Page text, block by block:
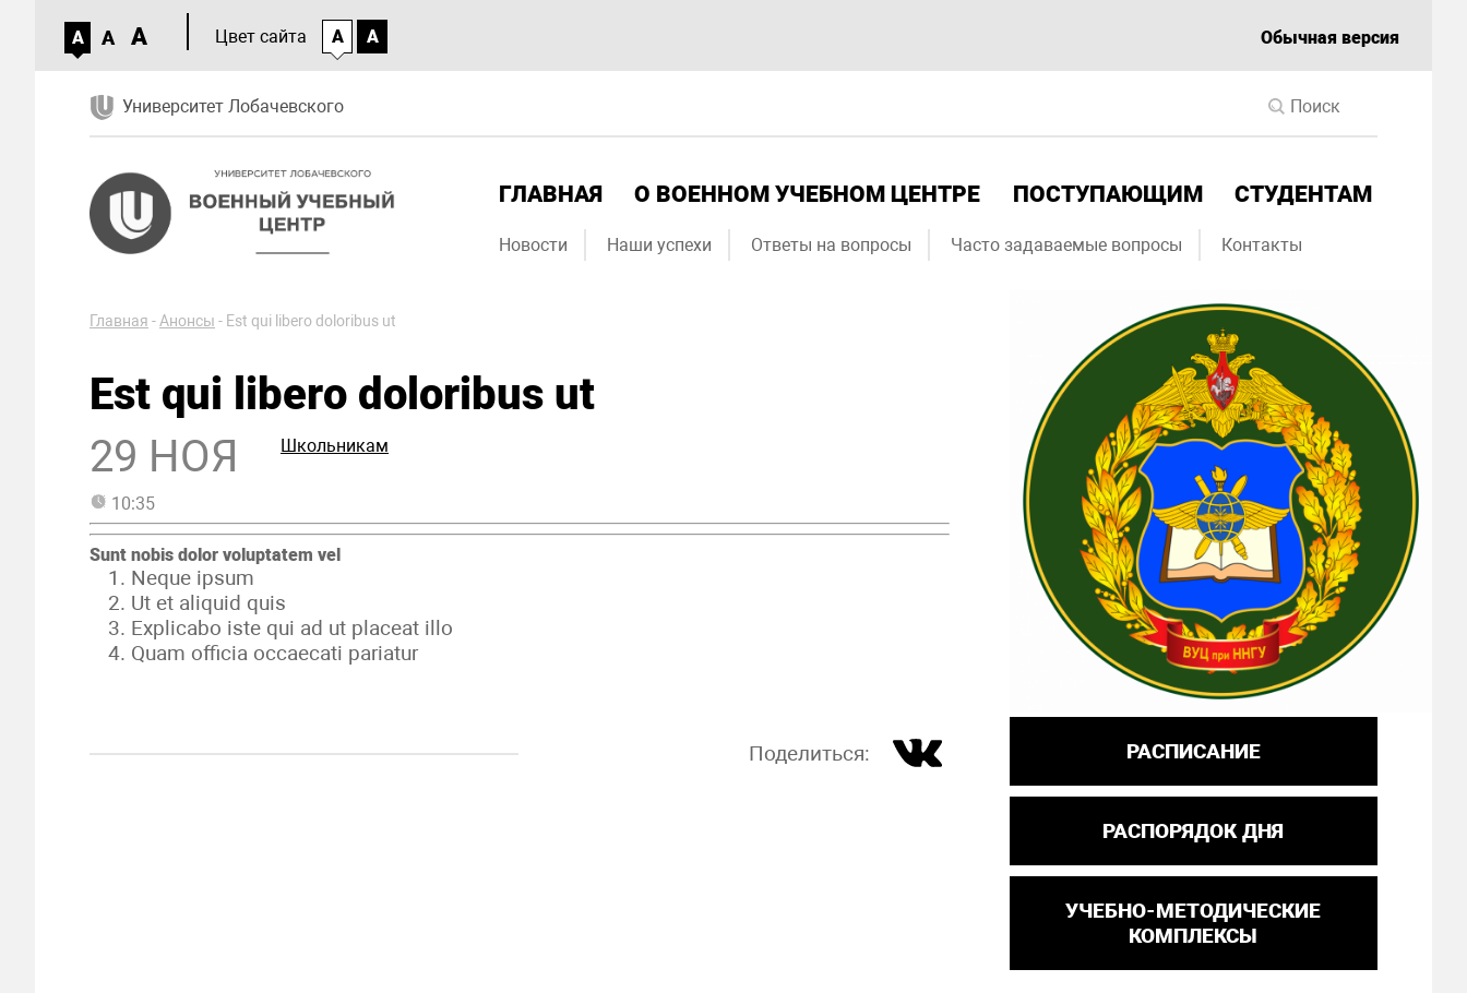
A A A Цвет сайта A A Обычная версия
Университет Лобачевского
ГЛАВНАЯ О ВОЕННОМ УЧЕБНОМ ЦЕНТРЕ ПОСТУПАЮЩИМ СТУДЕНТАМ
Новости Наши успехи Ответы на вопросы Часто задаваемые вопросы Контакты
Главная -Анонсы - Est qui libero doloribus ut
Est qui libero doloribus ut
29 НОЯ
10:35
Школьникам
Sunt nobis dolor voluptatem vel
Neque ipsum
Ut et aliquid quis
Explicabo iste qui ad ut placeat illo
Quam officia occaecati pariatur
Поделиться: РАСПИСАНИЕ
РАСПОРЯДОК ДНЯ
УЧЕБНО-МЕТОДИЧЕСКИЕ
КОМПЛЕКСЫ